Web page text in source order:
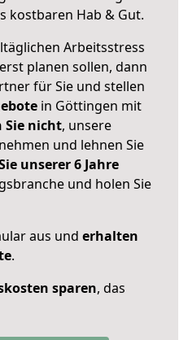
kostbaren Hab & Gut.
Arbeitsstress
planen sollen, dann
für Sie und stellen
in Göttingen mit
Sie nicht, unsere
und lehnen Sie
unserer 6 Jahre
und holen Sie
aus und erhalten
.
sparen, das